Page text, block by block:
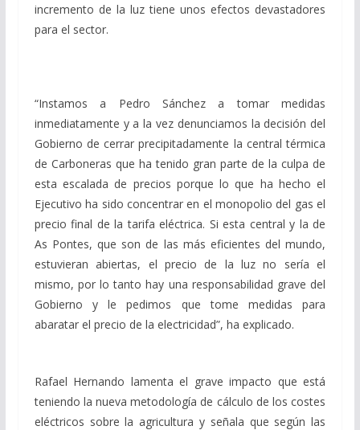
incremento de la luz tiene unos efectos devastadores
para el sector.
“Instamos a Pedro Sánchez a tomar medidas
inmediatamente y a la vez denunciamos la decisión del
Gobierno de cerrar precipitadamente la central térmica
de Carboneras que ha tenido gran parte de la culpa de
esta escalada de precios porque lo que ha hecho el
Ejecutivo ha sido concentrar en el monopolio del gas el
precio final de la tarifa eléctrica. Si esta central y la de
As Pontes, que son de las más eficientes del mundo,
estuvieran abiertas, el precio de la luz no sería el
mismo, por lo tanto hay una responsabilidad grave del
Gobierno y le pedimos que tome medidas para
abaratar el precio de la electricidad”, ha explicado.
Rafael Hernando lamenta el grave impacto que está
teniendo la nueva metodología de cálculo de los costes
eléctricos sobre la agricultura y señala que según las